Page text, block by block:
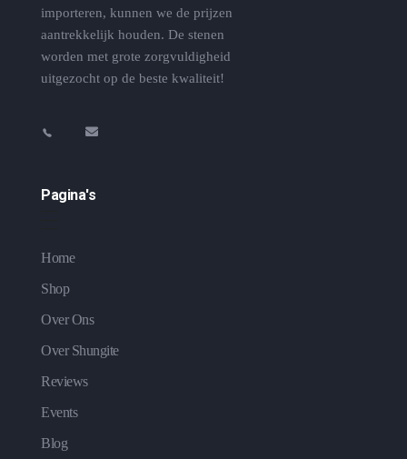
importeren, kunnen we de prijzen
aantrekkelijk houden. De stenen
worden met grote zorgvuldigheid
uitgezocht op de beste kwaliteit!
Pagina's
Home
Shop
Over Ons
Over Shungite
Reviews
Events
Blog